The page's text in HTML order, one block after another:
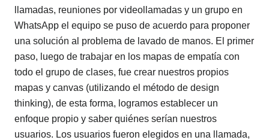
llamadas, reuniones por videollamadas y un grupo en
WhatsApp el equipo se puso de acuerdo para proponer
una solución al problema de lavado de manos. El primer
paso, luego de trabajar en los mapas de empatía con
todo el grupo de clases, fue crear nuestros propios
mapas y canvas (utilizando el método de design
thinking), de esta forma, logramos establecer un
enfoque propio y saber quiénes serían nuestros
usuarios. Los usuarios fueron elegidos en una llamada,